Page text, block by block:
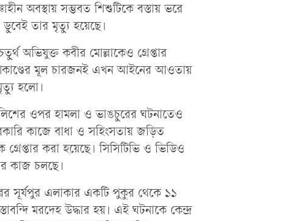
অবস্থায় সম্ভবত শিশুটিকে বস্তায় ভরে
তার মৃত্যু হয়েছে।
অভিযুক্ত কবীর মোল্লাকেও গ্রেপ্তার
মূল চারজনই এখন আইনের আওতায়
হলো।
ওপর হামলা ও ভাঙচুরের ঘটনাতেও
কাজে বাধা ও সহিংসতায় জড়িত
করা হয়েছে। সিসিটিভি ও ভিডিও
কাজ চলছে।
সূর্যপুর এলাকার একটি পুকুর থেকে ১১
মরদেহ উদ্ধার হয়। এই ঘটনাকে কেন্দ্র